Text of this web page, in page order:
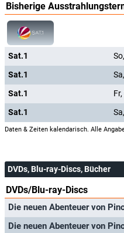
Bisherige
Sat.1
Sat.1
Sat.1
Sat.1
Daten & Zeiten kalendarisch. Alle
DVDs, Blu-ray-Discs, Bücher
DVDs/Blu-ray-Discs
Die neuen Abenteuer von
Die neuen Abenteuer von